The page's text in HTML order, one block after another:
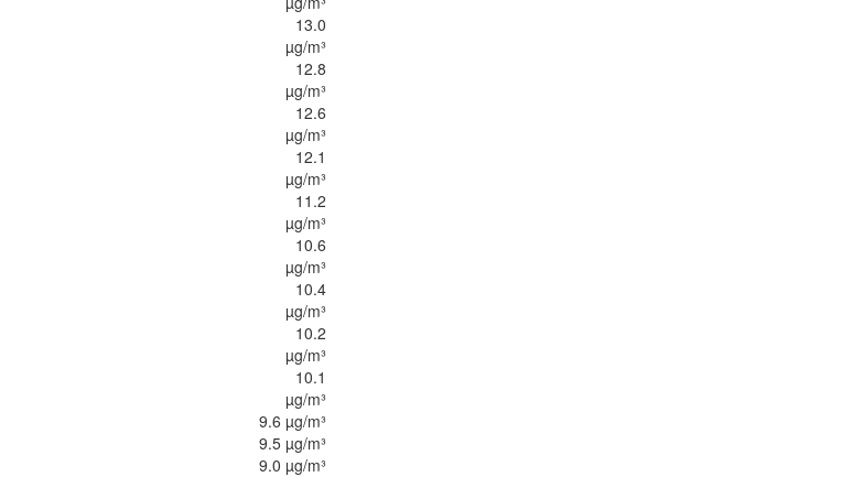
13.0
µg/m³
12.8
µg/m³
12.6
µg/m³
12.1
µg/m³
11.2
µg/m³
10.6
µg/m³
10.4
µg/m³
10.2
µg/m³
10.1
µg/m³
9.6 µg/m³
9.5 µg/m³
9.0 µg/m³